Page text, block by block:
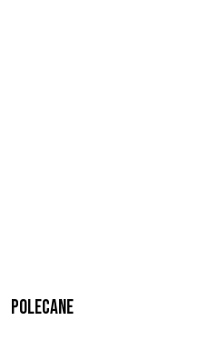
Polecane